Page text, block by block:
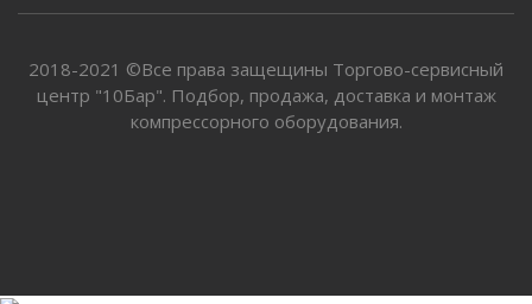
2018-2021 ©Все права защещины Торгово-сервисный
центр "10Бар". Подбор, продажа, доставка и монтаж
компрессорного оборудования.